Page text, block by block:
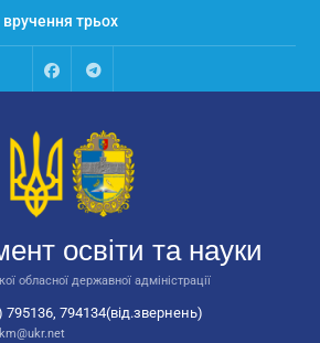
вручення трьох
потреб
обласної
адміністрації
обласна
патріотичне
FacebookTalegram
освіти та науки
обласної державної адміністрації
795136, 794134(від.звернень)